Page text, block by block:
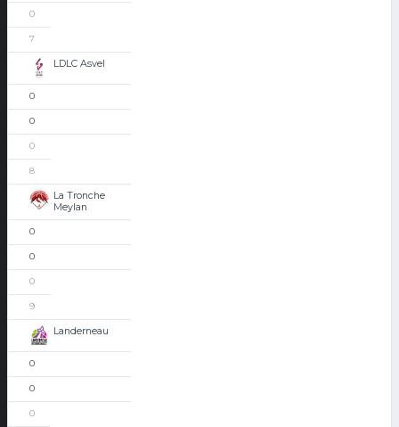
0
7
LDLC Asvel
0
0
0
8
La Tronche
Meylan
0
0
0
9
Landerneau
0
0
0